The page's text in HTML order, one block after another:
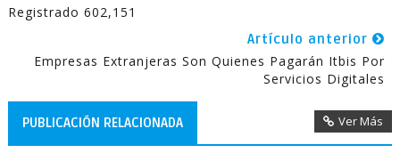
Registrado 602,151
Artículo anterior
Empresas Extranjeras Son Quienes Pagarán Itbis Por
Servicios Digitales
PUBLICACIÓN RELACIONADA Ver Más